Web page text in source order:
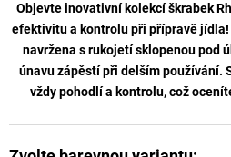
Objevte inovativní kolekcí škrabek
efektivitu a kontrolu při přípravě jídla!
navržena s rukojetí sklopenou pod
únavu zápěstí při delším používání.
vždy pohodlí a kontrolu, což